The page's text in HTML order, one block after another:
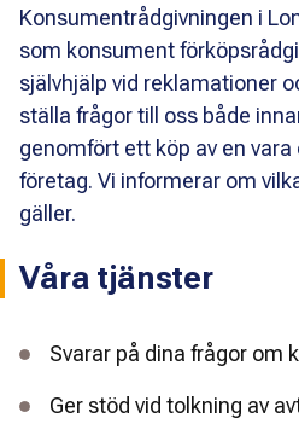
Konsumentrådgivningen i
som konsument
självhjälp vid reklamationer
ställa frågor till oss både
genomfört ett köp av en
företag. Vi informerar om
gäller.
Våra tjänster
Svarar på dina frågor om
Ger stöd vid tolkning av